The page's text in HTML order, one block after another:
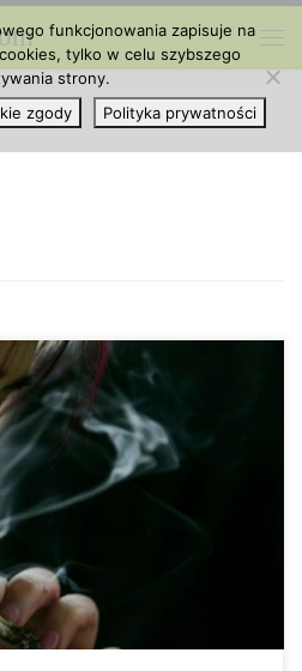
nie jest lekarstwem. Pomimo
rządu DEA powiedział wczoraj,
Wczoraj, podczas przemówienia
DEA Chuck Rosenberg bardzo
w sprawie cannabis,
jest lekarstwem. „Jeśli palona
to świetnie,” powiedział
funkcjonowania zapisuje na
tylko w celu szybszego
strony.
zgody Polityka prywatności